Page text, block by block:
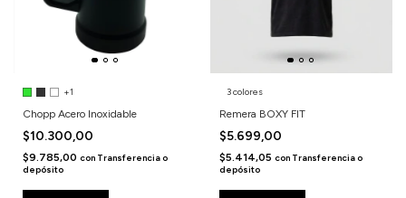
+1
Chopp Acero Inoxidable
$10.300,00
$9.785,00 con Transferencia o
depósito
3 colores
Remera BOXY FIT
$5.699,00
$5.414,05 con Transferencia o
depósito